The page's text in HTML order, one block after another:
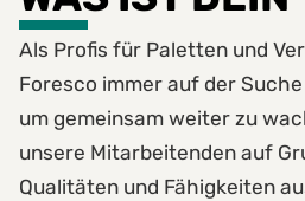
Als Profis für Paletten und
Foresco immer auf der
um gemeinsam weiter zu
unsere Mitarbeitenden auf
Qualitäten und Fähigkeiten